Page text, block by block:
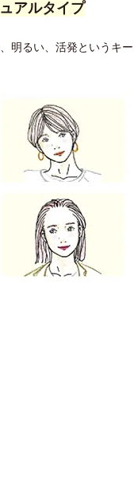
アルタイプ
明るい、活発というキー